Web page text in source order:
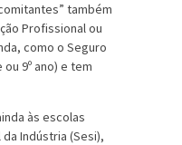
também
Profissional ou
como o Seguro
9º ano) e tem
às escolas
Indústria (Sesi),